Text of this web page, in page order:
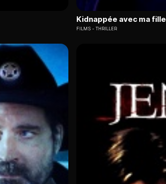
Kidnappée avec ma fille
FILMS THRILLER